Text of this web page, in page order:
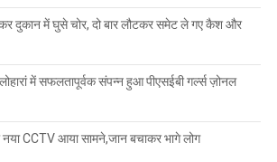
दुकान में घुसे चोर, दो बार लौटकर समेट ले गए कैश और
में सफलतापूर्वक संपन्न हुआ पीएसईबी गर्ल्स ज़ोनल
नया CCTV आया सामने,जान बचाकर भागे लोग